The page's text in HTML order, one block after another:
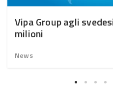
Vipa Group agli
milioni
News